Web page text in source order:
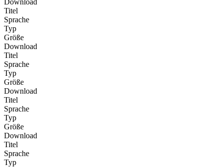
Download
Titel
Sprache
Typ
Größe
Download
Titel
Sprache
Typ
Größe
Download
Titel
Sprache
Typ
Größe
Download
Titel
Sprache
Typ